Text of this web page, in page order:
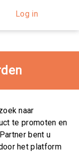
Log in
naar
te promoten en
bent u
het platform